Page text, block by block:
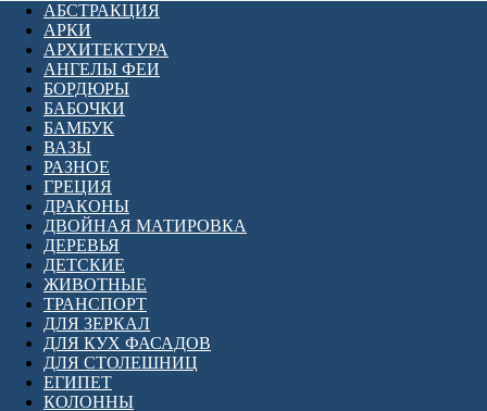
АБСТРАКЦИЯ
АРКИ
АРХИТЕКТУРА
АНГЕЛЫ ФЕИ
БОРДЮРЫ
БАБОЧКИ
БАМБУК
ВАЗЫ
РАЗНОЕ
ГРЕЦИЯ
ДРАКОНЫ
ДВОЙНАЯ МАТИРОВКА
ДЕРЕВЬЯ
ДЕТСКИЕ
ЖИВОТНЫЕ
ТРАНСПОРТ
ДЛЯ ЗЕРКАЛ
ДЛЯ КУХ ФАСАДОВ
ДЛЯ СТОЛЕШНИЦ
ЕГИПЕТ
КОЛОННЫ